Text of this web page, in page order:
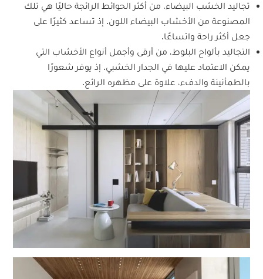
تجاليد الخشب البيضاء، من أكثر الحوائط الرائجة حاليًا هي تلك
المصنوعة من الأخشاب البيضاء اللون. إذ تساعد كثيرًا على
جعل أكثر راحة واتساعًا.
التجاليد بألواح البلوط، من أرقى وأجمل أنواع الأخشاب التي
يمكن الاعتماد عليها في الجدار الخشبي. إذ يوفر شعورًا
بالطمأنينة والدفء، علاوة على مظهره الرائع.